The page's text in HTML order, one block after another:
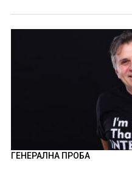
ГЕНЕРАЛНА ПРОБА